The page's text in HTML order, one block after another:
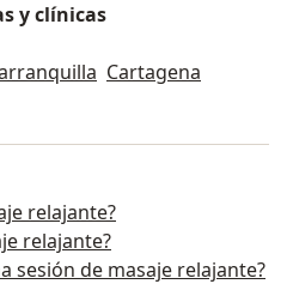
y clínicas
Cartagena
relajante?
relajante?
sesión de masaje relajante?